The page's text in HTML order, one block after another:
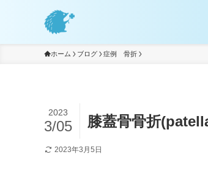
ホーム ブログ 症例 骨折
膝蓋骨骨折
2023
3/05
2023年3月5日